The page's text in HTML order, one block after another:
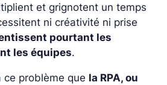
et grignotent un temps
ni créativité ni prise
pourtant les
les équipes.
ce problème que la RPA, ou